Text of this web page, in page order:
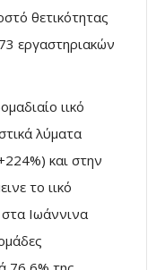
θετικότητας
εργαστηριακών
ιικό
λύματα
και στην
το ιικό
Ιωάννινα